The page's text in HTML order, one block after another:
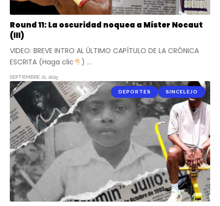
Round 11: La oscuridad noquea a Míster Nocaut
(III)
VIDEO: BREVE INTRO AL ÚLTIMO CAPÍTULO DE LA CRÓNICA
ESCRITA (Haga clic
) …
SEPTIEMBRE 21, 2025
DEPORTES SINCELEJO